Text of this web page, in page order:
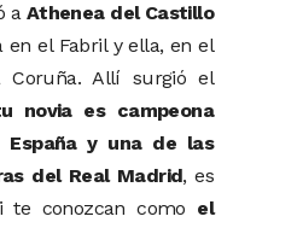
a Athenea del Castillo
en el Fabril y ella, en el
Coruña. Allí surgió el
novia es campeona
España y una de las
del Real Madrid, es
conozcan como el